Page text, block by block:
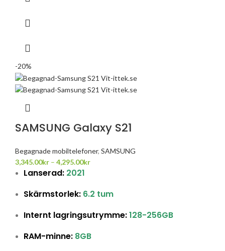
-20%
SAMSUNG Galaxy S21
Begagnade mobiltelefoner, SAMSUNG
3,345.00kr – 4,295.00kr
Lanserad: 2021
Skärmstorlek: 6.2 tum
Internt lagringsutrymme:128-256GB
RAM-minne: 8GB